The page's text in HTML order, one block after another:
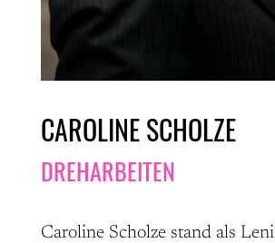
CAROLINE SCHOLZE
DREHARBEITEN
Caroline Scholze stand als Leni